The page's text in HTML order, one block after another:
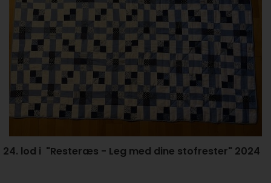
24. lod i "Resteræs - Leg med dine stofrester" 2024